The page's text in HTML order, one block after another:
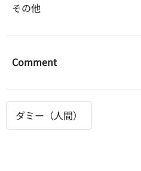
その他
Comment
ダミー（人間）